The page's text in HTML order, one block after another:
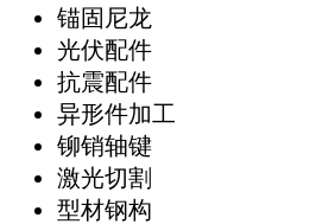
锚固尼龙
光伏配件
抗震配件
异形件加工
铆销轴键
激光切割
型材钢构